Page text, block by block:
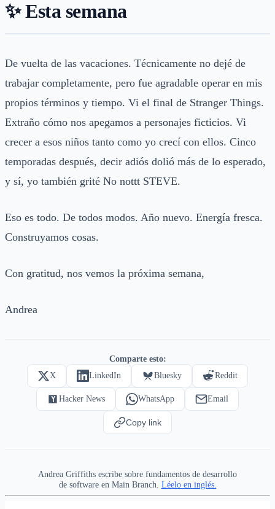
✨ Esta semana
De vuelta de las vacaciones. Técnicamente no dejé de
trabajar completamente, pero fue agradable operar en mis
propios términos y tiempo. Vi el final de Stranger Things.
Extraño cómo nos apegamos a personajes ficticios. Vi
crecer a esos niños tanto como yo crecí con ellos. Cinco
temporadas después, decir adiós dolió más de lo esperado,
y sí, yo también grité No nottt STEVE.
Eso es todo. De todos modos. Año nuevo. Energía fresca.
Construyamos cosas.
Con gratitud, nos vemos la próxima semana,
Andrea
Comparte esto:
X
LinkedIn Bluesky Reddit
Hacker News WhatsApp Email
Copy link
Andrea Griffiths escribe sobre fundamentos de desarrollo
de software en Main Branch. Léelo en inglés.